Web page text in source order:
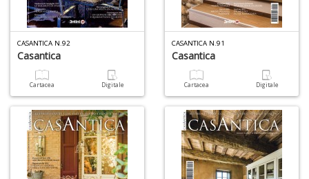
CASANTICA N.92
Casantica
Cartacea Digitale
CASANTICA N.91
Casantica
Cartacea Digitale